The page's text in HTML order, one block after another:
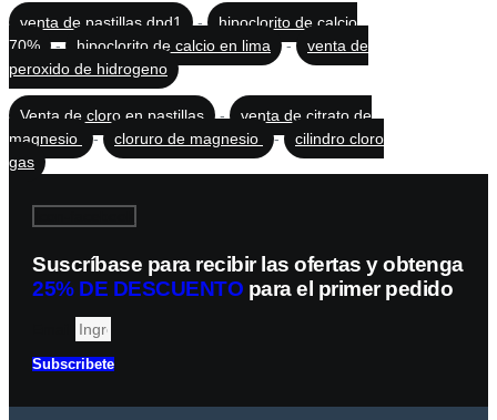
venta de pastillas dpd1 -
hipoclorito de calcio
70%
- hipoclorito de calcio en lima -
venta de
peroxido de hidrogeno
Venta de cloro en pastillas -
venta de citrato de
magnesio
- cloruro de magnesio -
cilindro cloro
gas
Suscríbase para recibir las ofertas y obtenga
25% DE DESCUENTO para el primer pedido
Subscribete